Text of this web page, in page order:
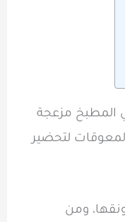
المطبخ مزعجة
لتحضير
ومن